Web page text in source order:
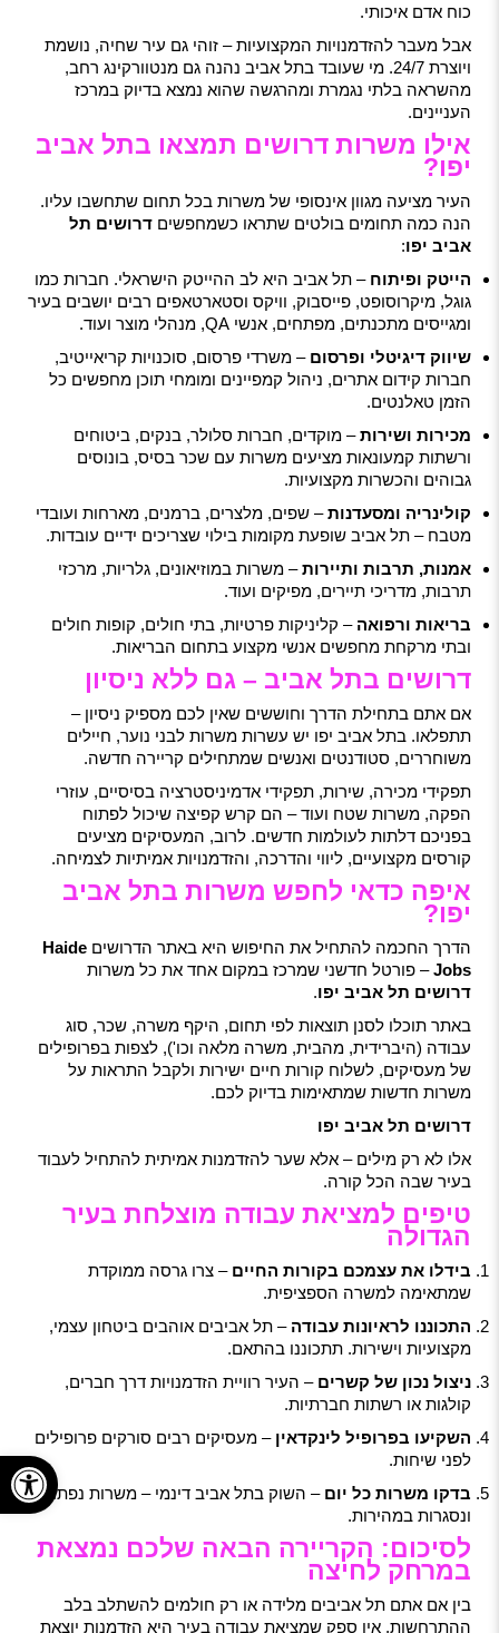
כוח אדם איכותי.
אבל מעבר להזדמנויות המקצועיות – זוהי גם עיר שחיה, נושמת
ויוצרת 24/7. מי שעובד בתל אביב נהנה גם מנטוורקינג רחב,
מהשראה בלתי נגמרת ומהרגשה שהוא נמצא בדיוק במרכז
העניינים.
אילו משרות דרושים תמצאו בתל אביב
יפו?
העיר מציעה מגוון אינסופי של משרות בכל תחום שתחשבו עליו.
הנה כמה תחומים בולטים שתראו כשמחפשים דרושים תל
אביב יפו:
הייטק ופיתוח – תל אביב היא לב ההייטק הישראלי. חברות כמו
גוגל, מיקרוסופט, פייסבוק, וויקס וסטארטאפים רבים יושבים בעיר
ומגייסים מתכנתים, מפתחים, אנשי QA, מנהלי מוצר ועוד.
שיווק דיגיטלי ופרסום – משרדי פרסום, סוכנויות קריאייטיב,
חברות קידום אתרים, ניהול קמפיינים ומומחי תוכן מחפשים כל
הזמן טאלנטים.
מכירות ושירות– מוקדים, חברות סלולר, בנקים, ביטוחים
ורשתות קמעונאות מציעים משרות עם שכר בסיס, בונוסים
גבוהים והכשרות מקצועיות.
קולינריה ומסעדנות– שפים, מלצרים, ברמנים, מארחות ועובדי
מטבח – תל אביב שופעת מקומות בילוי שצריכים ידיים עובדות.
אמנות, תרבות ותיירות– משרות במוזיאונים, גלריות, מרכזי
תרבות, מדריכי תיירים, מפיקים ועוד.
בריאות ורפואה – קליניקות פרטיות, בתי חולים, קופות חולים
ובתי מרקחת מחפשים אנשי מקצוע בתחום הבריאות.
דרושים בתל אביב – גם ללא ניסיון
אם אתם בתחילת הדרך וחוששים שאין לכם מספיק ניסיון –
תתפלאו. בתל אביב יפו יש עשרות משרות לבני נוער, חיילים
משוחררים, סטודנטים ואנשים שמתחילים קריירה חדשה.
תפקידי מכירה, שירות, תפקידי אדמיניסטרציה בסיסיים, עוזרי
הפקה, משרות שטח ועוד – הם קרש קפיצה שיכול לפתוח
בפניכם דלתות לעולמות חדשים. לרוב, המעסיקים מציעים
קורסים מקצועיים, ליווי והדרכה, והזדמנויות אמיתיות לצמיחה.
איפה כדאי לחפש משרות בתל אביב
יפו?
הדרך החכמה להתחיל את החיפוש היא באתר הדרושים Haide
Jobs– פורטל חדשני שמרכז במקום אחד את כל משרות
דרושים תל אביב יפו.
באתר תוכלו לסנן תוצאות לפי תחום, היקף משרה, שכר, סוג
עבודה (היברידית, מהבית, משרה מלאה וכו'), לצפות בפרופילים
של מעסיקים, לשלוח קורות חיים ישירות ולקבל התראות על
משרות חדשות שמתאימות בדיוק לכם.
דרושים תל אביב יפו
אלו לא רק מילים – אלא שער להזדמנות אמיתית להתחיל לעבוד
בעיר שבה הכל קורה.
טיפים למציאת עבודה מוצלחת בעיר
הגדולה
בידלו את עצמכם בקורות החיים – צרו גרסה ממוקדת
שמתאימה למשרה הספציפית.
התכוננו לראיונות עבודה – תל אביבים אוהבים ביטחון עצמי,
מקצועיות וישירות. תתכוננו בהתאם.
ניצול נכון של קשרים – העיר רוויית הזדמנויות דרך חברים,
קולגות או רשתות חברתיות.
השקיעו בפרופיל לינקדאין – מעסיקים רבים סורקים פרופילים
לפני שיחות.
בדקו משרות כל יום – השוק בתל אביב דינמי – משרות נפתחות
ונסגרות במהירות.
לסיכום: הקריירה הבאה שלכם נמצאת
במרחק לחיצה
בין אם אתם תל אביבים מלידה או רק חולמים להשתלב בלב
ההתרחשות, אין ספק שמציאת עבודה בעיר היא הזדמנות יוצאת